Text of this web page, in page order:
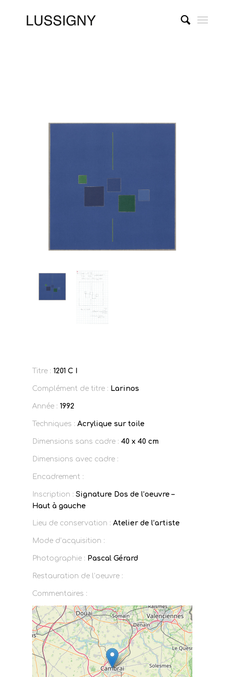
Titre : 1201 C I
Complément de titre : Larinos
Année : 1992
Techniques : Acrylique sur toile
Dimensions sans cadre : 40 x 40 cm
Dimensions avec cadre :
Encadrement :
Inscription : Signature Dos de l’oeuvre –
Haut à gauche
Lieu de conservation : Atelier de l’artiste
Mode d’acquisition :
Photographie : Pascal Gérard
Restauration de l’oeuvre :
Commentaires :